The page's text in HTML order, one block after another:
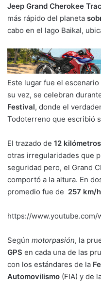
Jeep Grand Cherokee
más rápido del planeta
cabo en el lago Baikal,
Este lugar fue el escenario
su vez, se celebran
Festival, donde el
Todoterreno que escribió
El trazado de 12 kilómetros
otras irregularidades que
seguridad pero, el Grand
comportó a la altura. En
promedio fue de 257 km/h
https://www.youtube.com/
Según motorpasión, la
GPS en cada una de las
con los estándares de la
Automovilismo (FIA) y de